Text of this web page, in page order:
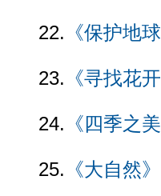
22. 《保护地
23. 《寻找花
24. 《四季之美
25. 《大自然》